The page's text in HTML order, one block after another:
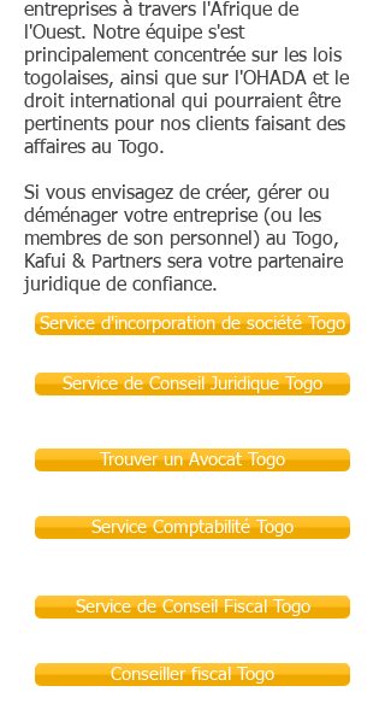
entreprises à travers l'Afrique de
l'Ouest. Notre équipe s'est
principalement concentrée sur les lois
togolaises, ainsi que sur l'OHADA et le
droit international qui pourraient être
pertinents pour nos clients faisant des
affaires au Togo.
Si vous envisagez de créer, gérer ou
déménager votre entreprise (ou les
membres de son personnel) au Togo,
Kafui & Partners sera votre partenaire
juridique de confiance.
Service d'incorporation de société Togo
Service de Conseil Juridique Togo
Trouver un Avocat Togo
Service Comptabilité Togo
Service de Conseil Fiscal Togo
Conseiller fiscal Togo